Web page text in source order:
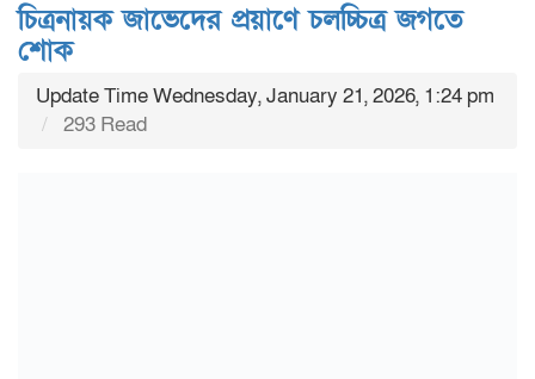
চিত্রনায়ক জাভেদের প্রয়াণে চলচ্চিত্র জগতে
শোক
Update Time Wednesday, January 21, 2026, 1:24 pm
293 Read